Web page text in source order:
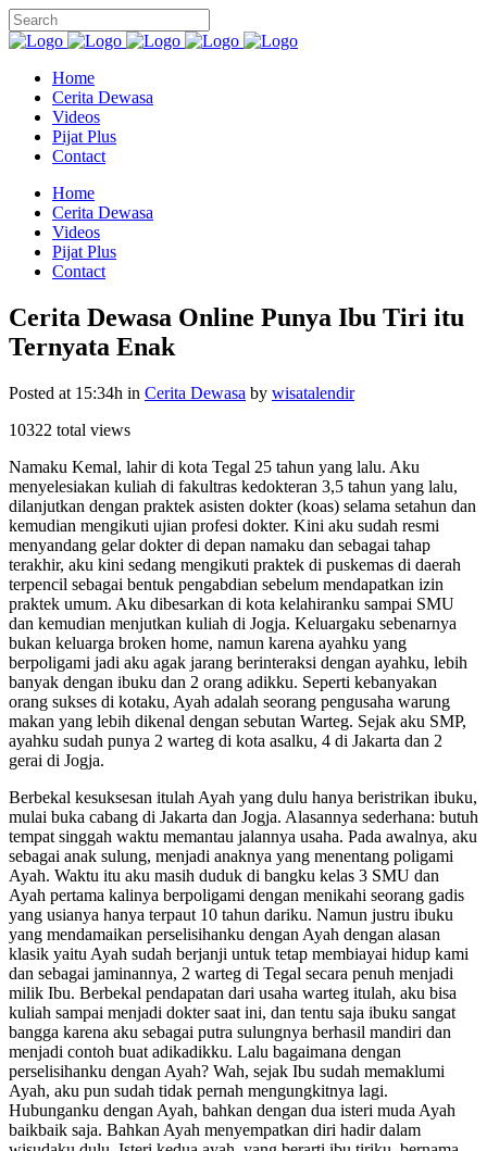
Home
Cerita Dewasa
Videos
Pijat Plus
Contact
Home
Cerita Dewasa
Videos
Pijat Plus
Contact
Cerita Dewasa Online Punya Ibu Tiri itu
Ternyata Enak
Posted at 15:34h in Cerita Dewasa by wisatalendir
10322 total views
Namaku Kemal, lahir di kota Tegal 25 tahun yang lalu. Aku
menyelesiakan kuliah di fakultras kedokteran 3,5 tahun yang lalu,
dilanjutkan dengan praktek asisten dokter (koas) selama setahun dan
kemudian mengikuti ujian profesi dokter. Kini aku sudah resmi
menyandang gelar dokter di depan namaku dan sebagai tahap
terakhir, aku kini sedang mengikuti praktek di puskemas di daerah
terpencil sebagai bentuk pengabdian sebelum mendapatkan izin
praktek umum. Aku dibesarkan di kota kelahiranku sampai SMU
dan kemudian menjutkan kuliah di Jogja. Keluargaku sebenarnya
bukan keluarga broken home, namun karena ayahku yang
berpoligami jadi aku agak jarang berinteraksi dengan ayahku, lebih
banyak dengan ibuku dan 2 orang adikku. Seperti kebanyakan
orang sukses di kotaku, Ayah adalah seorang pengusaha warung
makan yang lebih dikenal dengan sebutan Warteg. Sejak aku SMP,
ayahku sudah punya 2 warteg di kota asalku, 4 di Jakarta dan 2
gerai di Jogja.
Berbekal kesuksesan itulah Ayah yang dulu hanya beristrikan ibuku, mulai buka cabang di Jakarta dan Jogja. Alasannya sederhana: butuh tempat singgah waktu memantau jalannya usaha. Pada awalnya, aku sebagai anak sulung, menjadi anaknya yang menentang poligami Ayah. Waktu itu aku masih duduk di bangku kelas 3 SMU dan Ayah pertama kalinya berpoligami dengan menikahi seorang gadis yang usianya hanya terpaut 10 tahun dariku. Namun justru ibuku yang mendamaikan perselisihanku dengan Ayah dengan alasan klasik yaitu Ayah sudah berjanji untuk tetap membiayai hidup kami dan sebagai jaminannya, 2 warteg di Tegal secara penuh menjadi milik Ibu. Berbekal pendapatan dari usaha warteg itulah, aku bisa kuliah sampai menjadi dokter saat ini, dan tentu saja ibuku sangat bangga karena aku sebagai putra sulungnya berhasil mandiri dan menjadi contoh buat adikadikku. Lalu bagaimana dengan perselisihanku dengan Ayah? Wah, sejak Ibu sudah memaklumi Ayah, aku pun sudah tidak pernah mengungkitnya lagi. Hubunganku dengan Ayah, bahkan dengan dua isteri muda Ayah baikbaik saja. Bahkan Ayah menyempatkan diri hadir dalam wisudaku dulu. Isteri kedua ayah, yang berarti ibu tiriku, bernama Nurlela, tinggal di sebuah perumahan di daerah Bintaro. Dari hasil pernikahan dengan Mama Lela (begitu Ayah menyuruhku memanggilnya), Ayah dikaruniai 2 orang anak. Setelah 5 tahun menikah dengan Nurlela, Ayah kemudian buka cabang lagi di Jogja, kali ini dengan seorang janda beranak satu, bernama Windarti, yang kupanggil dengan Mama Winda, usianya bahkan hanya terpaut 6 tahun denganku. Sebagai seorang lelaki, aku harus jujur untuk mengacungkan jempol buat Ayah dalam memilih isteri muda. Kedua gendukannya, meskipun tidak terlalu cantik, namun punya kemiripan dalam hal body, yaitu toge pasar. Rupanya selera ayah mengikuti tren selera pria masa kini yang cenderung mencari susu yang montok dan goyangan pantat yang bahenol. Dari dua ibu tiriku itu, tentu saja aku lebih akrab dengan Mama Winda, karena selama aku kuliah di Jogja, setiap akhir bulan aku menyempatkan bermalam di rumahnya yang juga lebih sering ditinggali Ayah. Maklum Mama Winda adalah isteri termuda, meskipun berstatus janda. Bagiku sebenarnya sangat canggung memanggil Winda dengan sebutan Mama, jauh lebih cocok kalau aku memanggilnya Mbak Winda, karena usianya memang hanya lebih tua 6 tahun dariku. Wajahnya manis selayaknya orang Jogja, dan yang membuatku betah bermalam di rumahnya adalah toge pasar yang menjadi keunggulannya. Suatu saat, ketika aku masih kuliah. Seperti biasa, pada akhir pekan di minggu terakhir, aku membawa sepeda motorku dari kost menuju rumah Ayah dan Mama Winda. Rupanya saat itu Ayah sedang dinas ke Jakarta, mengunjungi Mama Nurlela, sehingga hanya ada Mama Winda dan anaknya dari suami pertamanya yang berusia 5 tahun bernama Yoga. Seperti biasa pula, aku membawakan cokelat buat adik tiriku itu. Saat datang, aku disambut oleh Yoga, sementara ibunya ternyata sedang mandi. Karena belum tahu kalau aku datang, Mama Winda keluar kamar mandi dengan santainya hanya berbalut handuk yang hanya aspel asal tempel. Melihat kehadiranku di ruang tengah, sontak Mama Winda kaget dan salah tingkah. Eh ada Mas Kemal.., serunya sedikit menjerit dan melakukan gerakan yang salah sehingga handuknya melorot hingga perut sehingga payudaranya yang sebesar pepaya tumpah keluar. Glek.., aku menelan ludah dan menatap nanar pada ibu tiriku yang bertoket brutal itu. Sayang sekali pemandangan indah itu hanya berlangsung sebentar karena Mama Winda segera berlari ke kamar. Dadaku berdegup kencang, birahiku langsung naik ke ubunubun. Ingin rasanya aku ikut berlari mengejar Mama Winda ke kamarnya, menubruknya dan meremas buah dada pepayanya. Sayang aku belum berani melakukannya. Aku hanya bisa manyun sambil bermain dengan adik tiriku sampai akhirnya sang ibu tiri keluar kamar. Tidak tangungtanggung, dia membungkus tubuh montoknya yang baru saja kulihat toket brutalnya dengan pakaian muslim, lengkap dengan jilbabnya. Mama Winda sehariharinya memang mengenakan jilbab. Birahiku langsung watering down layu sebelum berkembang. Sebagai pelampiasan, pada saat mandi aku menyempatkan diri untuk masturbasi, kebetulan ada tumpukan pakaian dalam kotor milik Mama Winda di dalam ember. Awalnya aku mengambil bra warna hitam dengan tulisan ukuran 36BB yang mulai memudar. Pantas besar seperti pepaya pikirku membayangkan dua buah dada besar milik Mama Winda yang sempat kulihat beberapa waktu lalu. Sambil membayangkan buah dada Mama Winda, aku mengambil celana dalam hitam Mama Winda dan menciuminya. Aroma khas vagina masih tertinggal di sana, mengantarkan masturbasiku dengan sabun mandi sampai akhirnya menyemprotkan sperma di dinding kamar mandi. Sesudah mandi aku menonton TV bersama Mama Winda dan adik tiriku. Kami mengobrol akrab sampai sekitar jam 8 adik tiriku minta ditemani mamanya untuk tidur. Sebelum menemani anaknya tidur, Mama Winda masuk kamarnya untuk bertukar pakaian tidur baru kemudian masuk kamar anaknya. Setelah anaknya tidur, Mama Winda keluar kamar dengan kostum tidurnya yang sama sekali berbeda dengan kostumnya tadi sore. Pakaian muslimnya yang tertutup berganti dengan gaun tidur warna putih yang meskipun tidak tipis tapi memperlihatkan bayangan lekuk tubuh montoknya, termasuk warna bra dan celana dalamnya yang berwarna ungu. Kontan birahiku langsung naik kembali. Wow Mbak Winda cantik sekali, pujiku tulus terhadap ibu tiriku yang memang tampak cantik dengan gaun tidur putih itu. Rambut panjangnya tergerai indah menghiasi wajah manisnya. Huss kalau Bapakmu tahu, bisa dimarahin kamu, panggil Mbak segala, serunya agak ketus namun tetap ramah. Bapak lagi ngelonin Mama Lela, mana mungkin dia marah, pancingku. Ih, apa sih hebatnya si Lela itu? Aku belum pernah ketemu, sergah Mama Winda. Nadanya mulai agak tinggi. Hmm menurut saya sih dan Bapak pernah cerita bahwa dia suka buah dada Mama Lela yang besar, sadar pancinganku mengena, aku segera melanjutkannya. Padahal tentu saja aku berbohong kalau bapak pernah cerita, tapi kalau ukuran buah dada, mana kutahu dengan pasti. Yang kutahu buah dada Mama Lela memang besar. Oh ya? , benar saja, emosi Mama Winda semakin meninggi. Dadanya ditarik seakan ingin menunjukkan padaku bahwa buah dadanya juga besar. Bapak kalau di rumah Mama Lela suka lupa diri, pernah mereka ML di dapur, padahal waktu itu ada saya, cerita bohongku berlanjut,mereka asyik doggy style dan tidak sadar kalau saya melihat mereka. Gila bener pasti si Lela itu gatelan dan tidak tahu malu ya?, sergah Mama Winda dengan emosi. Apanya yang gatelan Mbak?, tanyaku. Ya memeknya. , karena emosi, Mama Winda sudah tidak peduli omongan jorok yang keluar dari mulutnya,pasti sudah kendor tuh memeknya si Lela! Kalau punya Mbak pasti masih rapet ya?, tantangku. Pasti dong saya kan baru punya anak satu, kilahnya,dan saya kan sering senam kegel, Bapakmu gak akan kuat nahan sampai 5 menit, pasti KO. Ya lawannya udah tua, pasti Mbak menang KO terus, aku terus menyerang sambil menghampiri Mama Winda sehingga kami duduk berdekatan. Maksudmu apa Kemal?, Mama Winda mulai mengendus hasratku. Matanya membalas tatapan birahiku pada dirinya. Sekalikali Mbak harus uji coba dengan anak muda doong, jawabku enteng sambil tersenyum. Welehh makin berani kamu ya?, tangannya menepis tanganku yang mulai mencoba menjamah lengannya. Enggak berani ya Mbak?, tantangku semakin berani,melawan anak muda?. Gendeng kamu aku ini kan ibu tirimu, katanya berdalih. Ibu tiri yang cantik dan seksi, puji dan rayuku. Gombal kamu, serunya dengan wajah agak merah pertanda rayuanku mengena. Mbak Winda, aku terus berusaha,coba bayangkan Bapak sedang ML sama Mama Lela sekarang dan sementara Mbak Winda nganggur di sini. Terus?, pancingnya. Ya saya bisa memberikan sentuhan dan kepuasan yang lebih buat Mbak daripada yang diberikan Bapak, kataku persuatif. Kamu sudah gila Kemal, ibu tiriku masih nyerocos, namun tangannya kini tidak menolak ketika kupegang dan kuarahkan ke penisku yang sudah mengeras. Mungkin saya memang gila Mbak, tapi Bapak lebih gila, mungkin dia sekarang sedang nyedot susunya Mama Lela yang besar atau mungkin sedang jilatjilat memeknya, aku terus membakar Mama Winda. Huh Bapakmu enggak pernah jilat memek, ngarang kamu.., sergahnya. Oh ya? tapi dia pernah cerita kalau di hobby sekali menjilat memek Mama Lela.., aku terus berbohong sementara tanganku sudah aktif menarik rok Mama Winda ke atas sehingga kini pahanya yang montok dan putih sudah terlihat dan kubelaibelai. Kamu bohong, katanya pelan, suaranya sudah bercampur birahi. Ih bener Mbak, Bapak suka cerita yang begitu pada saya sejak saya kuliah di kedokteran, ceritaku. Awalnya Bapak ingin tahu apakah klitoris Mama Lela itu normal atau tidak, karena menurut Bapak, klitoris Mama Lela sebesar jari telunjuk. Tanganku semakin jauh menjamah, sampai di selangkangannya yang ditutup celana dalam ungu. Mama Winda sedikitpun tidak memberi penolakan, bahkan matanya semakin sayu. Stop Kemal, jangan ceritakan lagi si Lela sialan itu, pintanya,Kalau tentang aku, Bapakmu cerita apa? Eh maaf ya Mbak kata Bapak, memek Mbak agak becek, kataku bohong,Pernah Bapak bertanya pada saya apakah perlu dibawa ke dokter. Sialan Bapakmu itu waktu itu kan cuma keputihan biasa, sergah Mama Winda. Bagian bahwa gaun tidur putihnya sudah tersingkap semua, memperlihatkan pahanya yang montok dan putih serta gundukan selangkangannya yang tertutup kain segitiga ungu. Sungguh pemandangan indah, terlebih beberapa helai pubis (jembut) yang menyeruak di pinggiran celana dalamnya. Hmm coba saya cek ya Mbak, kataku sembari menurunkan wajah ke selangkangannya. Crup, kukecup mesra celana dalam ungu tepat di tengah gundukannya yang sudah tampak sedikit basah. Tersibak aroma khas vagina Mama Winda yang semakin membakar birahiku. Dengan sedikit tergesa aku menyibak pinggiran celana dalam ungu itu sehingga terlihatlah bibir surgawi Mama Winda yang sudah basah dikelilingi oleh pubis yang tumbuh agak liar. slrupp. slrupp.., tanpa menunggu lama aku suda